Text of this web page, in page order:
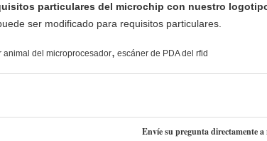
particulares del microchip con nuestro
ser modificado para requisitos particulares.
animal del microprocesador, escáner de PDA del rfid
Envíe su pregunta directamente a